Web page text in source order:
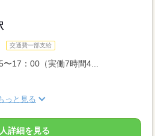
交通費一部支給
17：00（実働7時間4...
っと見る
詳細を見る